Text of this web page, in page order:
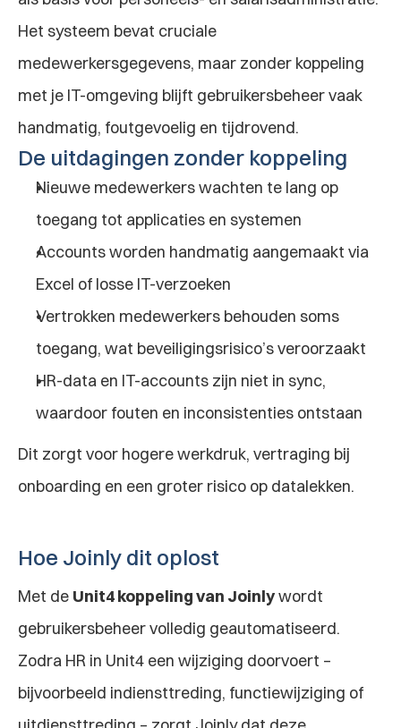
Het systeem bevat cruciale
medewerkersgegevens, maar zonder koppeling
met je IT-omgeving blijft gebruikersbeheer vaak
handmatig, foutgevoelig en tijdrovend.
De uitdagingen zonder koppeling
Nieuwe medewerkers wachten te lang op
toegang tot applicaties en systemen
Accounts worden handmatig aangemaakt via
Excel of losse IT-verzoeken
Vertrokken medewerkers behouden soms
toegang, wat beveiligingsrisico’s veroorzaakt
HR-data en IT-accounts zijn niet in sync,
waardoor fouten en inconsistenties ontstaan
Dit zorgt voor hogere werkdruk, vertraging bij
onboarding en een groter risico op datalekken.
Hoe Joinly dit oplost
Met de Unit4 koppeling van Joinly wordt
gebruikersbeheer volledig geautomatiseerd.
Zodra HR in Unit4 een wijziging doorvoert –
bijvoorbeeld indiensttreding, functiewijziging of